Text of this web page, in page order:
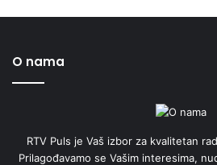
O nama
RTV Puls je Vaš izbor za kvalitetan
Prilagođavamo se Vašim interesima,